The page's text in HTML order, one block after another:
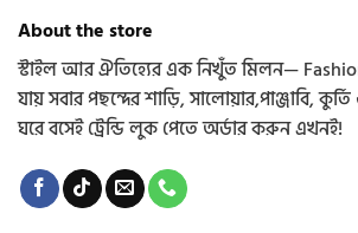
the
product
page
About the store
স্টাইল আর ঐতিহ্যের এক নিখুঁত মিলন—
যায় সবার পছন্দের শাড়ি, সালোয়ার,পাঞ্জাবি,
ঘরে বসেই ট্রেন্ডি লুক পেতে অর্ডার করুন এখনই!